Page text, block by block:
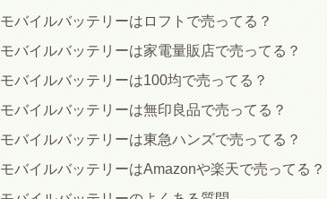
モバイルバッテリーはロフトで売ってる？
モバイルバッテリーは家電量販店で売ってる？
モバイルバッテリーは100均で売ってる？
モバイルバッテリーは無印良品で売ってる？
モバイルバッテリーは東急ハンズで売ってる？
モバイルバッテリーはAmazonや楽天で売ってる？